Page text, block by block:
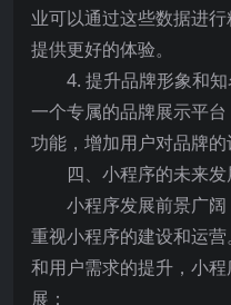
业可以通过这些数据进
提供更好的体验。
4. 提升品牌形象和
一个专属的品牌展示平
功能，增加用户对品牌的
四、小程序的未来
小程序发展前景广
重视小程序的建设和运
和用户需求的提升，小
展：